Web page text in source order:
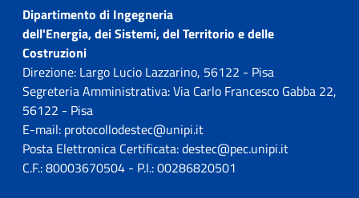
Dipartimento di Ingegneria
dell'Energia, dei Sistemi, del Territorio e delle
Costruzioni
Direzione: Largo Lucio Lazzarino, 56122 - Pisa
Segreteria Amministrativa: Via Carlo Francesco Gabba 22,
56122 - Pisa
E-mail: protocollodestec@unipi.it
Posta Elettronica Certificata: destec@pec.unipi.it
C.F.: 80003670504 - P.I.: 00286820501